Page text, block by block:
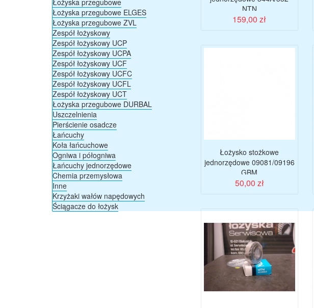
Łożyska przegubowe
Łożyska przegubowe ELGES
Łożyska przegubowe ZVL
Zespół łożyskowy
Zespół łożyskowy UCP
Zespół łożyskowy UCPA
Zespół łożyskowy UCF
Zespół łożyskowy UCFC
Zespół łożyskowy UCFL
Zespół łożyskowy UCT
Łożyska przegubowe DURBAL
Uszczelnienia
Pierścienie osadcze
Łańcuchy
Koła łańcuchowe
Ogniwa i półogniwa
Łańcuchy jednorzędowe
Chemia przemysłowa
Inne
Krzyżaki wałów napędowych
Ściągacze do łożysk
NTN
159,00 zł
Łożysko stożkowe
jednorzędowe 09081/09196
GBM
50,00 zł